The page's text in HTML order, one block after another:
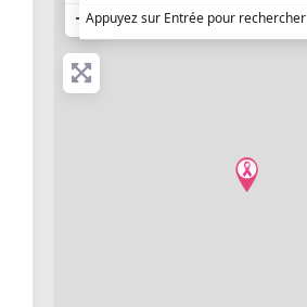
−Appuyez sur Entrée pour rechercher